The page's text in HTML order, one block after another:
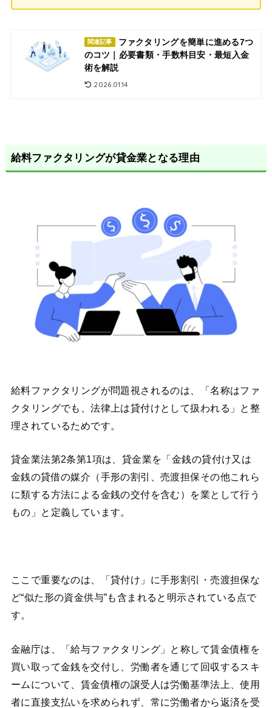
関連記事
ファクタリングを簡単に進める7つ
のコツ｜必要書類・手数料目安・最短入金
術を解説
2026.01.14
給料ファクタリングが貸金業となる理由
給料ファクタリングが問題視されるのは、「名称はファ
クタリングでも、法律上は貸付けとして扱われる」と整
理されているためです。
貸金業法第2条第1項は、貸金業を「金銭の貸付け又は
金銭の貸借の媒介（手形の割引、売渡担保その他これら
に類する方法による金銭の交付を含む）を業として行う
もの」と定義しています。
ここで重要なのは、「貸付け」に手形割引・売渡担保な
ど“似た形の資金供与”も含まれると明示されている点で
す。
金融庁は、「給与ファクタリング」と称して賃金債権を
買い取って金銭を交付し、労働者を通じて回収するスキ
ームについて、賃金債権の譲受人は労働基準法上、使用
者に直接支払いを求められず、常に労働者から返済を受